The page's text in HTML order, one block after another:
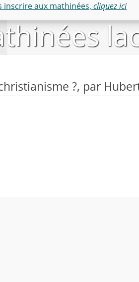
inscrire aux mathinées, cliquez ici
?, par